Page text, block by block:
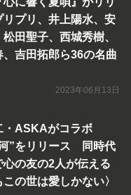
プリ、井上陽水、安
田聖子、西城秀樹、
、吉田拓郎ら36の名曲
2023年06月13日
・ASKAがコラボ
”をリリース 同時代
心の友の2人が伝える
この世は愛しかない〉